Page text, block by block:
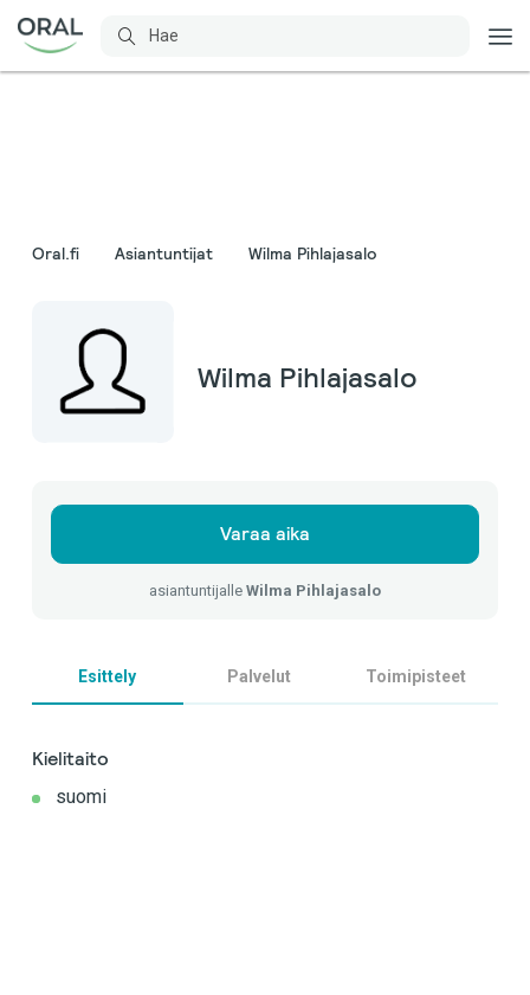
Oral.fi Asiantuntijat Wilma Pihlajasalo
Wilma Pihlajasalo
Varaa aika
asiantuntijalle Wilma Pihlajasalo
Esittely Palvelut Toimipisteet
Kielitaito
suomi